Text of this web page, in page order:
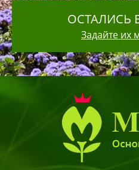
ОСТАЛИСЬ
Задайте их